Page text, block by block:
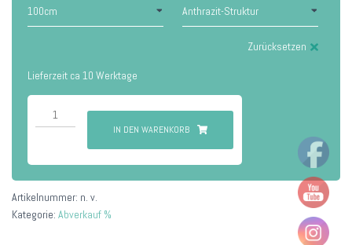
Zurücksetzen
Lieferzeit ca 10 Werktage
Paderborn
Menge
IN DEN WARENKORB
Artikelnummer: n. v.
Kategorie: Abverkauf %